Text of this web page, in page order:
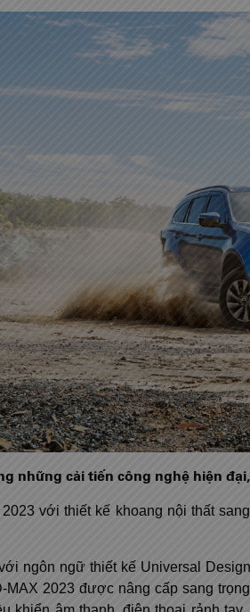
những cải tiến công nghệ hiện
2023 với thiết kế khoang nội thất
ngôn ngữ thiết kế Universal
MAX 2023 được nâng cấp sang